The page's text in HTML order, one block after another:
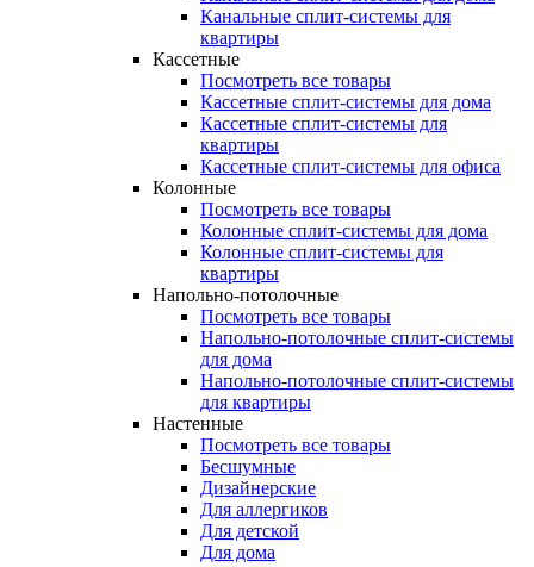
Канальные сплит-системы для
квартиры
Кассетные
Посмотреть все товары
Кассетные сплит-системы для дома
Кассетные сплит-системы для
квартиры
Кассетные сплит-системы для офиса
Колонные
Посмотреть все товары
Колонные сплит-системы для дома
Колонные сплит-системы для
квартиры
Напольно-потолочные
Посмотреть все товары
Напольно-потолочные сплит-системы
для дома
Напольно-потолочные сплит-системы
для квартиры
Настенные
Посмотреть все товары
Бесшумные
Дизайнерские
Для аллергиков
Для детской
Для дома